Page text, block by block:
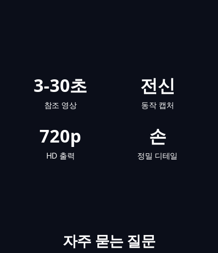
3-30초
참조 영상
전신
동작 캡처
720p
HD 출력
손
정밀 디테일
자주 묻는 질문